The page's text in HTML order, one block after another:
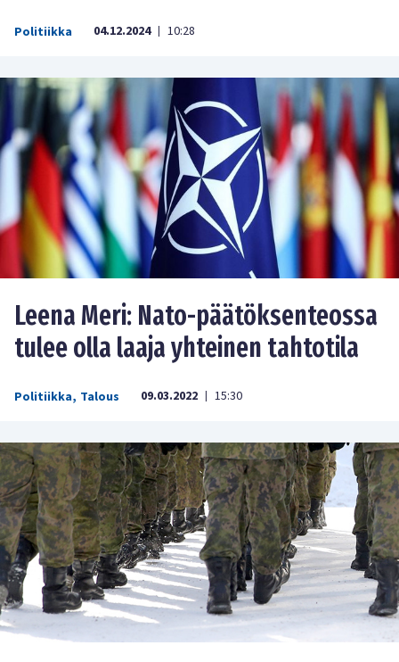
Politiikka 04.12.2024 | 10:28
Leena Meri: Nato-päätöksenteossa
tulee olla laaja yhteinen tahtotila
Politiikka, Talous 09.03.2022 | 15:30